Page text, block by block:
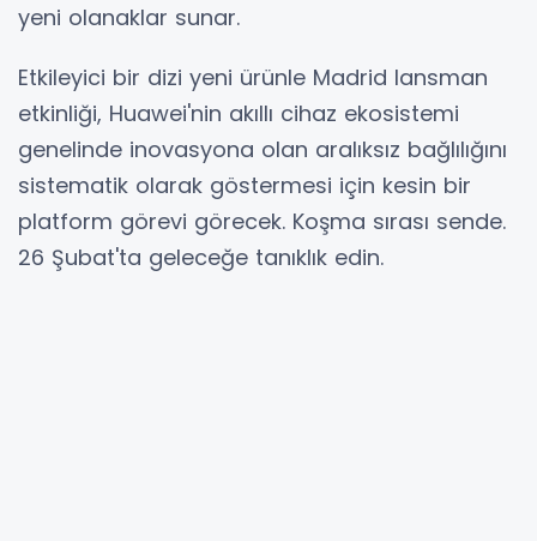
yeni olanaklar sunar.
Etkileyici bir dizi yeni ürünle Madrid lansman
etkinliği, Huawei'nin akıllı cihaz ekosistemi
genelinde inovasyona olan aralıksız bağlılığını
sistematik olarak göstermesi için kesin bir
platform görevi görecek. Koşma sırası sende.
26 Şubat'ta geleceğe tanıklık edin.